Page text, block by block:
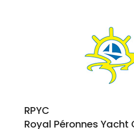
RPYC
Royal Péronnes Yacht